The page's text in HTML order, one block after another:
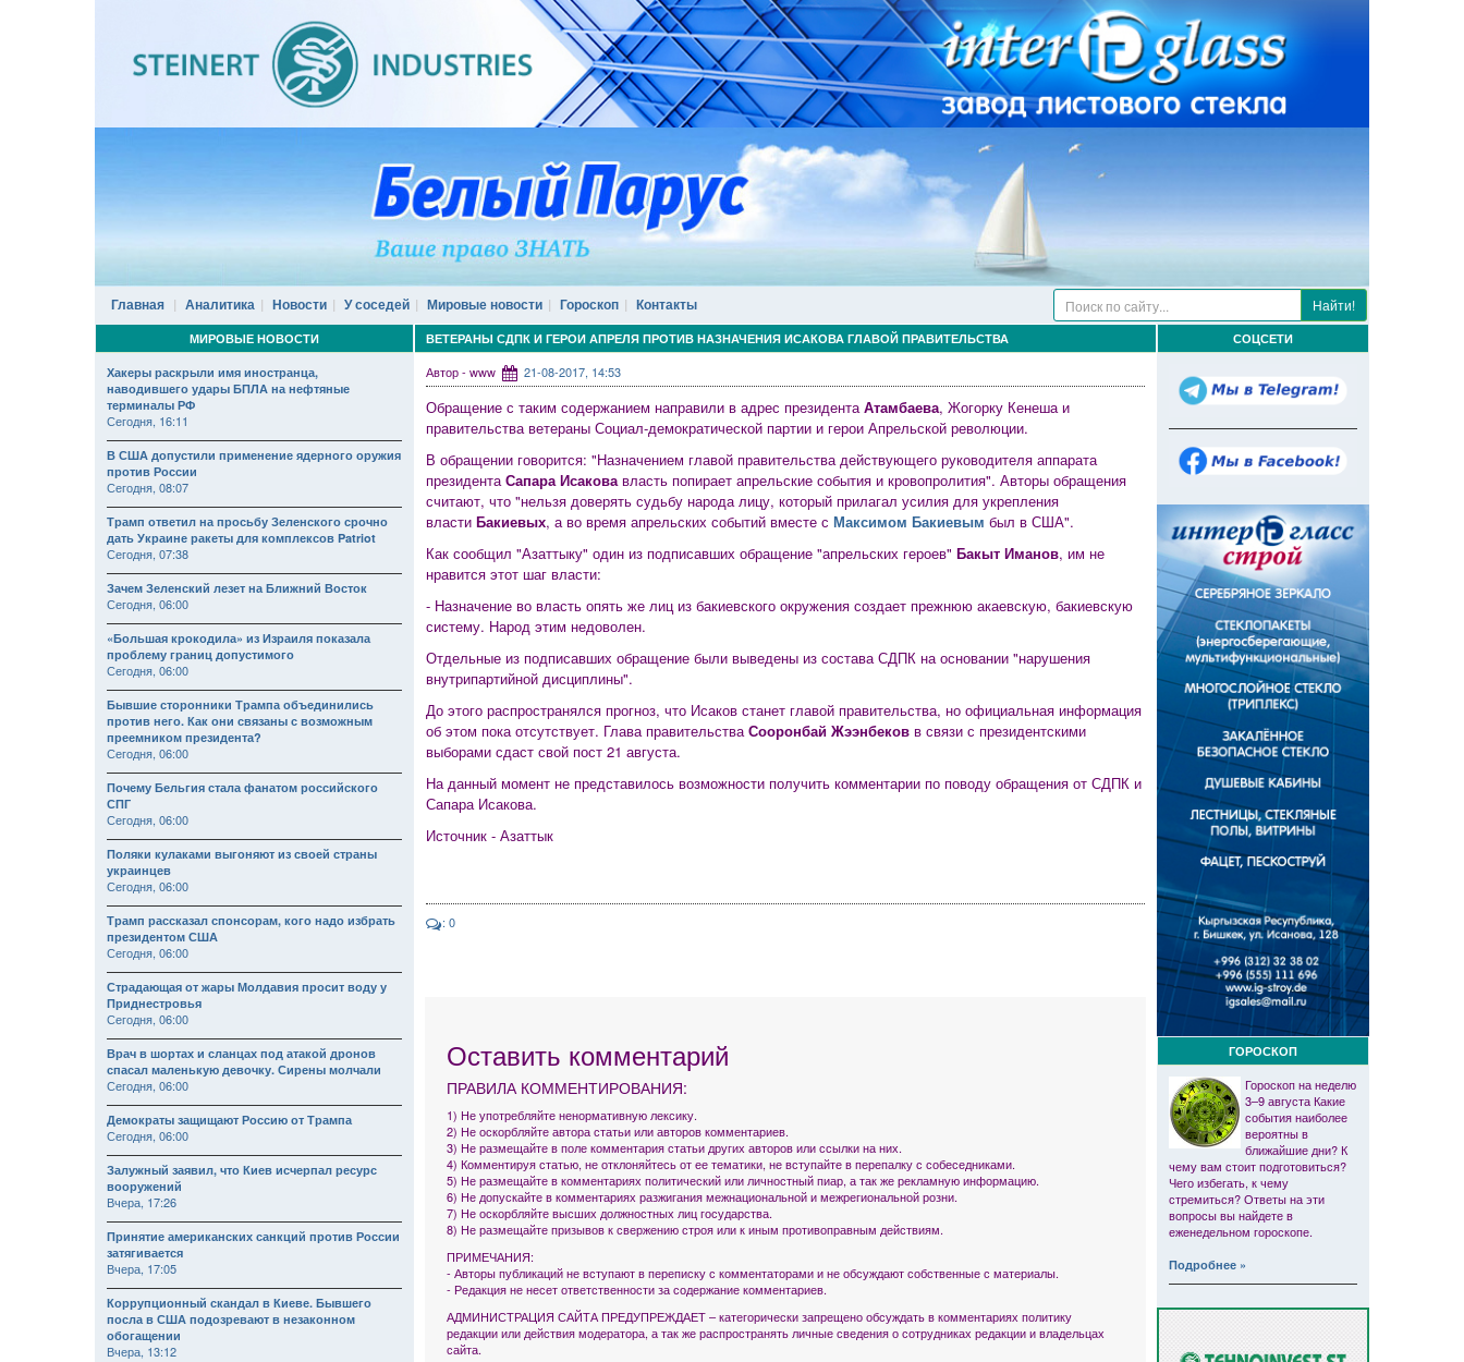
Главная Аналитика Новости У соседей Мировые новости Гороскоп Контакты Найти!
ВЕТЕРАНЫ СДПК И ГЕРОИ АПРЕЛЯ ПРОТИВ НАЗНАЧЕНИЯ ИСАКОВА ГЛАВОЙ ПРАВИТЕЛЬСТВА
Автор - www 21-08-2017, 14:53
Обращение с таким содержанием направили в адрес президента Атамбаева, Жогорку Кенеша и
правительства ветераны Социал-демократической партии и герои Апрельской революции.
В обращении говорится: "Назначением главой правительства действующего руководителя аппарата
президента Сапара Исакова власть попирает апрельские события и кровопролития". Авторы обращения
считают, что "нельзя доверять судьбу народа лицу, который прилагал усилия для укрепления
власти Бакиевых, а во время апрельских событий вместе с Максимом Бакиевым был в США".
Как сообщил "Азаттыку" один из подписавших обращение "апрельских героев" Бакыт Иманов, им не
нравится этот шаг власти:
- Назначение во власть опять же лиц из бакиевского окружения создает прежнюю акаевскую, бакиевскую
систему. Народ этим недоволен.
Отдельные из подписавших обращение были выведены из состава СДПК на основании "нарушения
внутрипартийной дисциплины".
До этого распространялся прогноз, что Исаков станет главой правительства, но официальная информация
об этом пока отсутствует. Глава правительства Сооронбай Жээнбеков в связи с президентскими
выборами сдаст свой пост 21 августа.
На данный момент не представилось возможности получить комментарии по поводу обращения от СДПК и
Сапара Исакова.
Источник - Азаттык
: 0
Оставить комментарий
ПРАВИЛА КОММЕНТИРОВАНИЯ:
1) Не употребляйте ненормативную лексику.
2) Не оскорбляйте автора статьи или авторов комментариев.
3) Не размещайте в поле комментария статьи других авторов или ссылки на них.
4) Комментируя статью, не отклоняйтесь от ее тематики, не вступайте в перепалку с собеседниками.
5) Не размещайте в комментариях политический или личностный пиар, а так же рекламную информацию.
6) Не допускайте в комментариях разжигания межнациональной и межрегиональной розни.
7) Не оскорбляйте высших должностных лиц государства.
8) Не размещайте призывов к свержению строя или к иным противоправным действиям.
ПРИМЕЧАНИЯ:
- Авторы публикаций не вступают в переписку с комментаторами и не обсуждают собственные с материалы.
- Редакция не несет ответственности за содержание комментариев.
АДМИНИСТРАЦИЯ САЙТА ПРЕДУПРЕЖДАЕТ – категорически запрещено обсуждать в комментариях политику
редакции или действия модератора, а так же распространять личные сведения о сотрудниках редакции и владельцах
сайта.
МИРОВЫЕ НОВОСТИ
Хакеры раскрыли имя иностранца,
наводившего удары БПЛА на нефтяные
терминалы РФ
Сегодня, 16:11
В США допустили применение ядерного оружия
против России
Сегодня, 08:07
Трамп ответил на просьбу Зеленского срочно
дать Украине ракеты для комплексов Patriot
Сегодня, 07:38
Зачем Зеленский лезет на Ближний Восток
Сегодня, 06:00
«Большая крокодила» из Израиля показала
проблему границ допустимого
Сегодня, 06:00
Бывшие сторонники Трампа объединились
против него. Как они связаны с возможным
преемником президента?
Сегодня, 06:00
Почему Бельгия стала фанатом российского
СПГ
Сегодня, 06:00
Поляки кулаками выгоняют из своей страны
украинцев
Сегодня, 06:00
Трамп рассказал спонсорам, кого надо избрать
президентом США
Сегодня, 06:00
Страдающая от жары Молдавия просит воду у
Приднестровья
Сегодня, 06:00
Врач в шортах и сланцах под атакой дронов
спасал маленькую девочку. Сирены молчали
Сегодня, 06:00
Демократы защищают Россию от Трампа
Сегодня, 06:00
Залужный заявил, что Киев исчерпал ресурс
вооружений
Вчера, 17:26
Принятие американских санкций против России
затягивается
Вчера, 17:05
Коррупционный скандал в Киеве. Бывшего
посла в США подозревают в незаконном
обогащении
Вчера, 13:12
СОЦСЕТИ
ГОРОСКОП
Гороскоп на неделю
3–9 августа Какие
события наиболее
вероятны в
ближайшие дни? К
чему вам стоит подготовиться?
Чего избегать, к чему
стремиться? Ответы на эти
вопросы вы найдете в
еженедельном гороскопе.
Подробнее »